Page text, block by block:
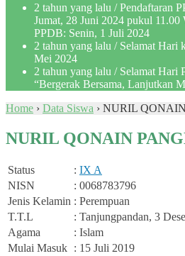
2 tahun yang lalu / Pendaftaran
Jumat, 28 Juni 2024 pukul
PPDB: Senin, 1 Juli 2024
2 tahun yang lalu / Selamat Hari
Mei 2024
2 tahun yang lalu / Selamat Hari
“Bergerak Bersama, Lanjutkan
Home › Data Siswa › NURIL
NURIL QONAIN
Status : IX A
NISN
: 0068783796
Jenis Kelamin : Perempuan
T.T.L
: Tanjungpandan, 3
Agama
: Islam
Mulai Masuk : 15 Juli 2019